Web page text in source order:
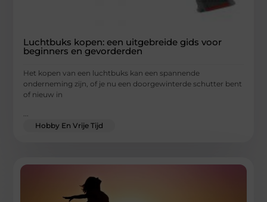
Luchtbuks kopen: een uitgebreide gids voor
beginners en gevorderden
Het kopen van een luchtbuks kan een spannende
onderneming zijn, of je nu een doorgewinterde schutter bent
of nieuw in
...
Hobby En Vrije Tijd